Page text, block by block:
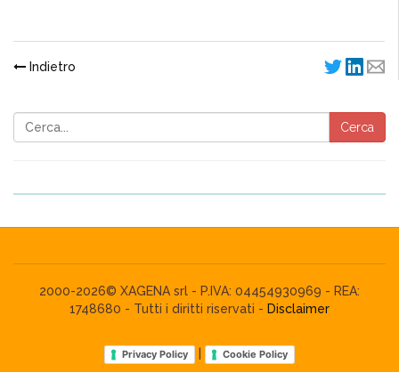
Indietro
Cerca
2000-2026© XAGENA srl - P.IVA: 04454930969 - REA:
1748680 - Tutti i diritti riservati - Disclaimer
Privacy Policy Cookie Policy